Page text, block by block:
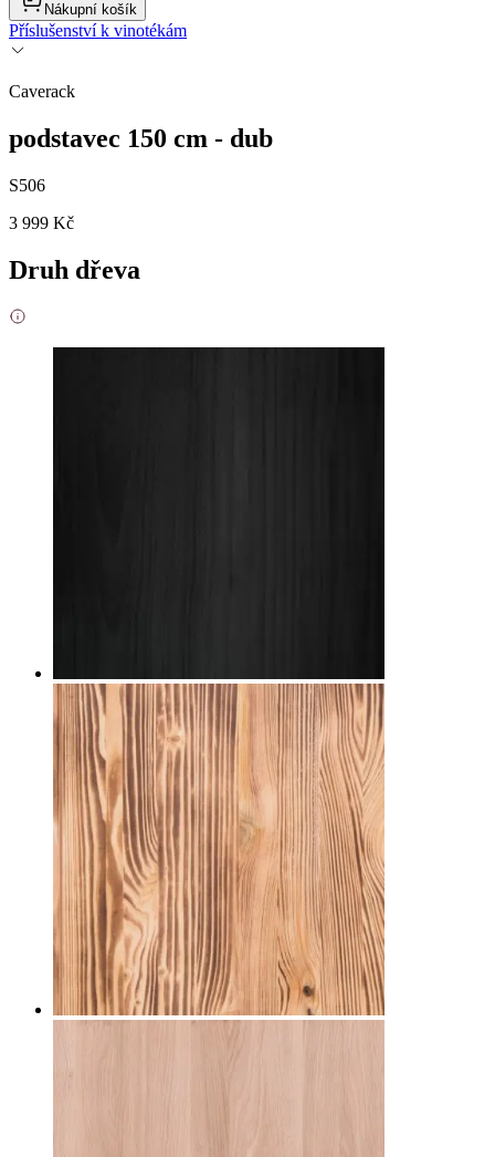
Nákupní košík
Příslušenství k vinotékám
Caverack
podstavec 150 cm - dub
S506
3 999 Kč
Druh dřeva